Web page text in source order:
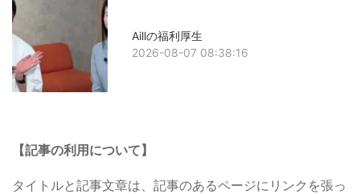
Aillの福利厚生
2026-08-07 08:38:16
【記事の利用について】
タイトルと記事文章は、記事のあるページにリンクを張っ